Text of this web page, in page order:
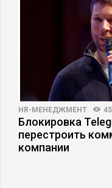
HR-МЕНЕДЖМЕНТ
Блокировка
перестроить
компании